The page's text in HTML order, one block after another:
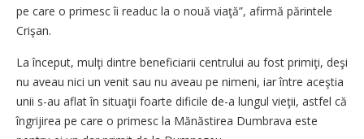
pe care o primesc îi readuc la o nouă viaţă”, afirmă părintele
Crişan.
La început, mulţi dintre beneficiarii centrului au fost primiţi, deşi
nu aveau nici un venit sau nu aveau pe nimeni, iar între aceştia
unii s-au aflat în situaţii foarte dificile de-a lungul vieţii, astfel că
îngrijirea pe care o primesc la Mănăstirea Dumbrava este